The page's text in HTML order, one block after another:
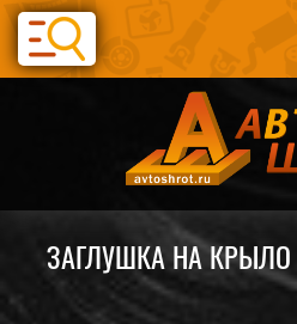
Перейти к основному содержанию
Авто по
Статьи
ЗАГЛУШКА НА КРЫЛО